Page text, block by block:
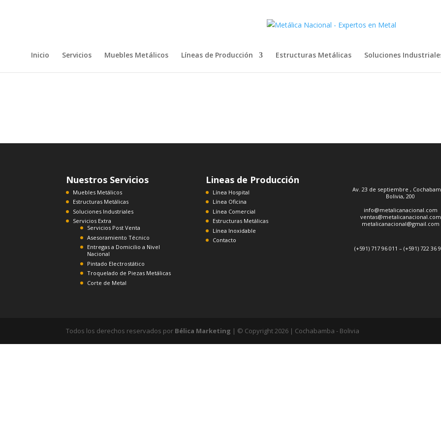
Inicio Servicios Muebles Metálicos Líneas de Producción Estructuras Metálicas Soluciones
Nuestros Servicios
Muebles Metálicos
Estructuras Metálicas
Soluciones Industriales
Servicios Extra
Servicios Post Venta
Asesoramiento Técnico
Entregas a Domicilio a Nivel
Nacional
Pintado Electrostático
Troquelado de Piezas Metálicas
Corte de Metal
Lineas de Producción
Línea Hospital
Línea Oficina
Línea Comercial
Estructuras Metálicas
Línea Inoxidable
Contacto
Av. 23 de septiembre ,
Bolivia, 200
info@metalicanacional.com
ventas@metalicanacional.com
metalicanacional@gmail.com
(+591) 717 96 011 – (+591) 722 36
Todos los derechos reservados por Bélica Marketing | © Copyright 2026 | Cochabamba - Bolivia